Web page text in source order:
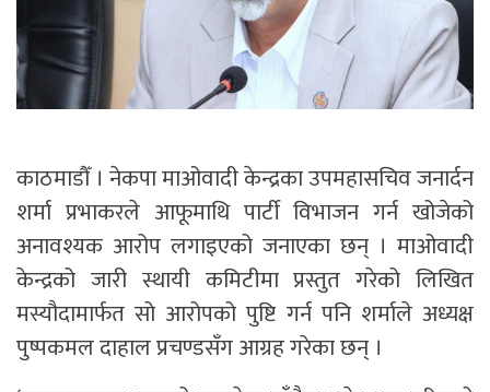
काठमाडौँ । नेकपा माओवादी केन्द्रका उपमहासचिव जनार्दन
शर्मा प्रभाकरले आफूमाथि पार्टी विभाजन गर्न खोजेको
अनावश्यक आरोप लगाइएको जनाएका छन् । माओवादी
केन्द्रको जारी स्थायी कमिटीमा प्रस्तुत गरेको लिखित
मस्यौदामार्फत सो आरोपको पुष्टि गर्न पनि शर्माले अध्यक्ष
पुष्पकमल दाहाल प्रचण्डसँग आग्रह गरेका छन् ।